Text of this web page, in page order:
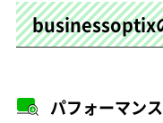
businessoptix
パフォーマン